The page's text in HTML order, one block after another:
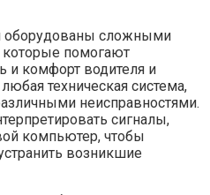
оборудованы сложными
помогают
и комфорт водителя и
техническая система,
неисправностями.
сигналы,
компьютер, чтобы
возникшие